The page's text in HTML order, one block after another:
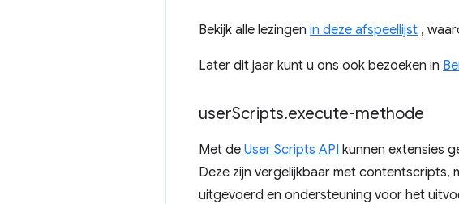
Bekijk alle lezingen in deze afspeellijst ,
Later dit jaar kunt u ons ook bezoeken in
userScripts.execute-methode
Met de User Scripts API kunnen extensies
Deze zijn vergelijkbaar met contentscripts,
uitgevoerd en ondersteuning voor het